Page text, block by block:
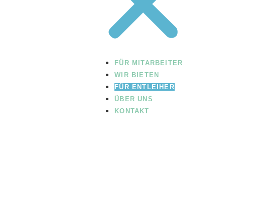
FÜR MITARBEITER
WIR BIETEN
FÜR ENTLEIHER
ÜBER UNS
KONTAKT
Für Entleiher